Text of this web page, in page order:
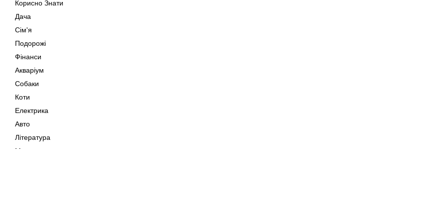
Корисно Знати
Дача
Сім'я
Подорожі
Фінанси
Акваріум
Собаки
Коти
Електрика
Авто
Література
Музика